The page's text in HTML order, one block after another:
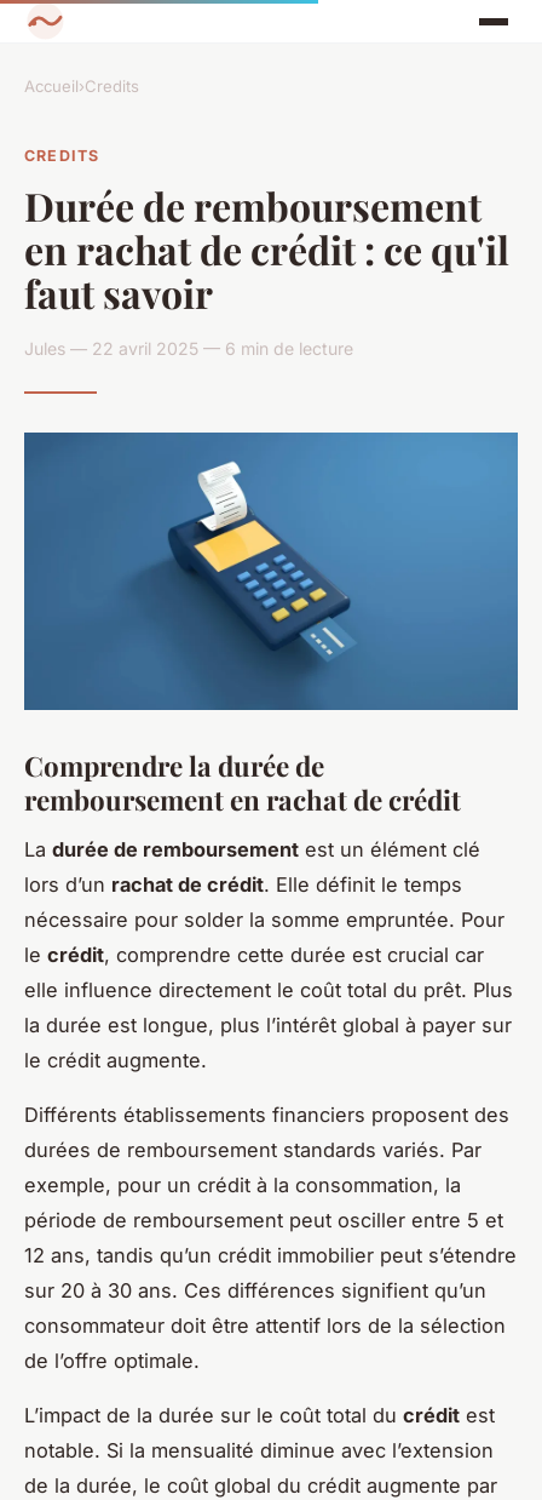
Accueil›Credits
CREDITS
Durée de remboursement
en rachat de crédit : ce qu'il
faut savoir
Jules — 22 avril 2025 — 6 min de lecture
Comprendre la durée de
remboursement en rachat de crédit
La durée de remboursement est un élément clé
lors d’un rachat de crédit. Elle définit le temps
nécessaire pour solder la somme empruntée. Pour
le crédit, comprendre cette durée est crucial car
elle influence directement le coût total du prêt. Plus
la durée est longue, plus l’intérêt global à payer sur
le crédit augmente.
Différents établissements financiers proposent des
durées de remboursement standards variés. Par
exemple, pour un crédit à la consommation, la
période de remboursement peut osciller entre 5 et
12 ans, tandis qu’un crédit immobilier peut s’étendre
sur 20 à 30 ans. Ces différences signifient qu’un
consommateur doit être attentif lors de la sélection
de l’offre optimale.
L’impact de la durée sur le coût total du crédit est
notable. Si la mensualité diminue avec l’extension
de la durée, le coût global du crédit augmente par